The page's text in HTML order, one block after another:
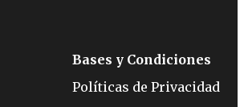
Bases y Condiciones
Políticas de Privacidad